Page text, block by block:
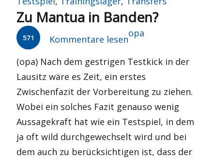
Zu Mantua in Banden?
571 Kommentare lesen
Autor
opa
(opa) Nach dem gestrigen Testkick in der
Lausitz wäre es Zeit, ein erstes
Zwischenfazit der Vorbereitung zu ziehen.
Wobei ein solches Fazit genauso wenig
Aussagekraft hat wie ein Testspiel, in dem
ja oft wild durchgewechselt wird und bei
dem auch zu berücksichtigen ist, dass der